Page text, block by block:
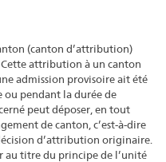
(canton d’attribution)
Cette attribution à un canton
admission provisoire ait été
ou pendant la durée de
peut déposer, en tout
de canton, c’est-à-dire
d’attribution originaire.
titre du principe de l’unité